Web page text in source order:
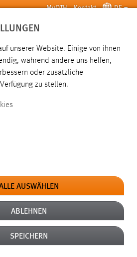
MyOTH Kontakt DE
SUCHE
BEWERBEN
unserer Website. Einige von ihnen
während andere uns helfen,
oder zusätzliche
zu stellen.
AUSWÄHLEN
ABLEHNEN
SPEICHERN